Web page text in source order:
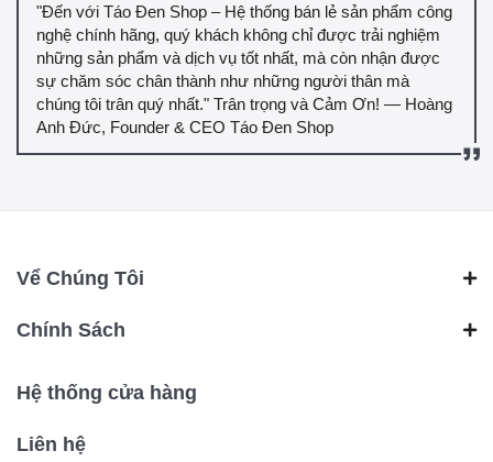
"Đến với Táo Đen Shop – Hệ thống bán lẻ sản phẩm công
nghệ chính hãng, quý khách không chỉ được trải nghiệm
những sản phẩm và dịch vụ tốt nhất, mà còn nhận được
sự chăm sóc chân thành như những người thân mà
chúng tôi trân quý nhất." Trân trọng và Cảm Ơn! — Hoàng
Anh Đức, Founder & CEO Táo Đen Shop
Vể Chúng Tôi
Chính Sách
Hệ thống cửa hàng
Liên hệ